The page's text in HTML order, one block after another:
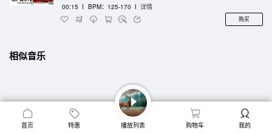
00:15 I BPM：125-170 I 详情
购买
相似音乐
首页 特惠 播放列表 购物车 我的